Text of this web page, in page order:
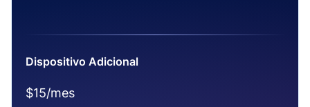
Dispositivo Adicional
$15/mes